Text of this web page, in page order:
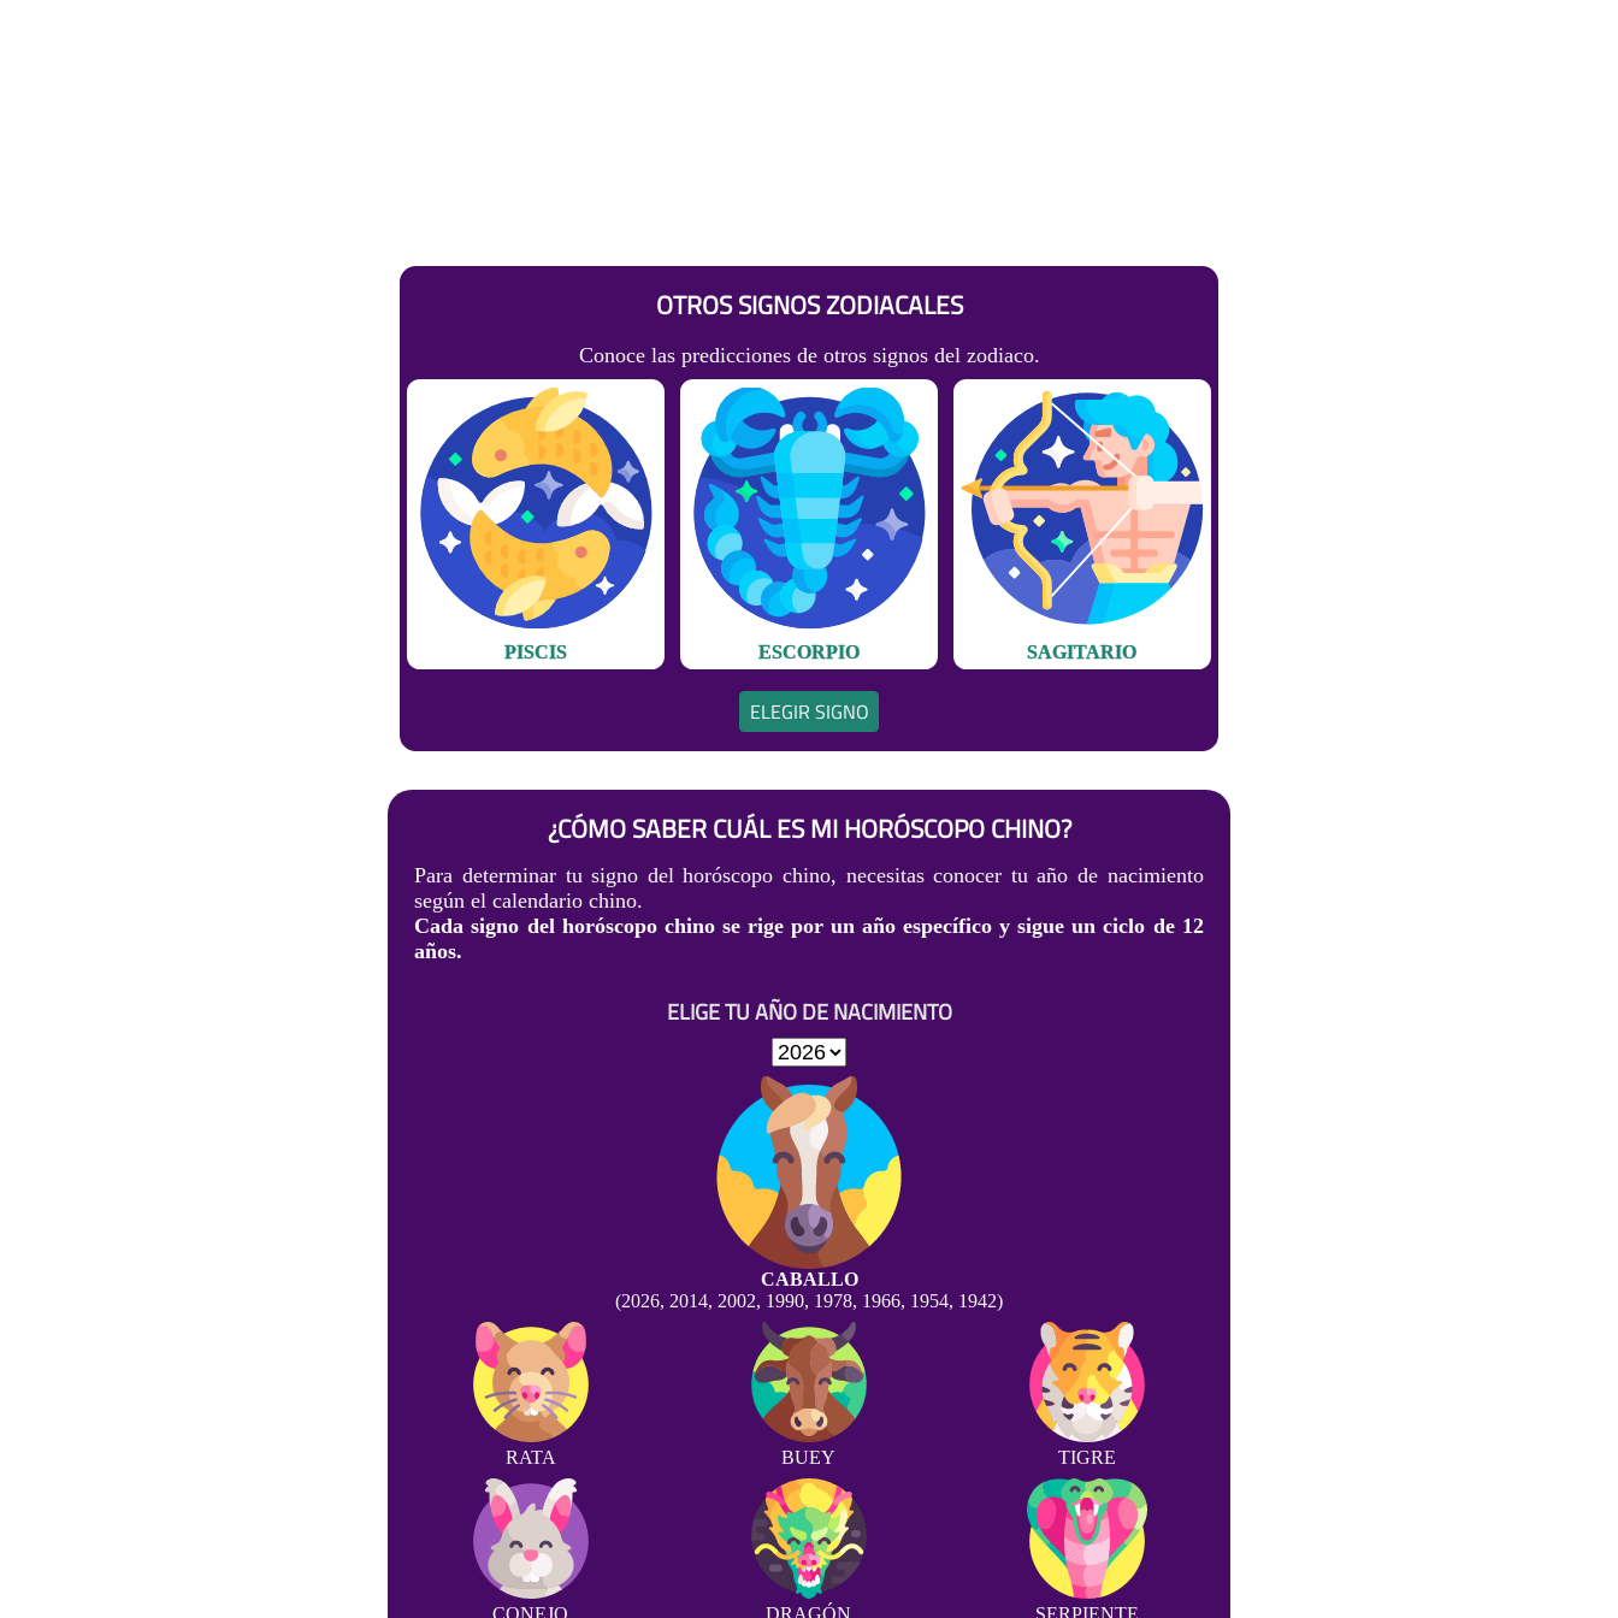
OTROS SIGNOS ZODIACALES
Conoce las predicciones de otros signos del zodiaco.
PISCIS ESCORPIO SAGITARIO
ELEGIR SIGNO
¿CÓMO SABER CUÁL ES MI HORÓSCOPO CHINO?
Para determinar tu signo del horóscopo chino, necesitas conocer tu año de nacimiento
según el calendario chino.
Cada signo del horóscopo chino se rige por un año específico y sigue un ciclo de 12
años.
ELIGE TU AÑO DE NACIMIENTO
CABALLO
(2026, 2014, 2002, 1990, 1978, 1966, 1954, 1942)
RATA BUEY TIGRE
CONEJO DRAGÓN SERPIENTE